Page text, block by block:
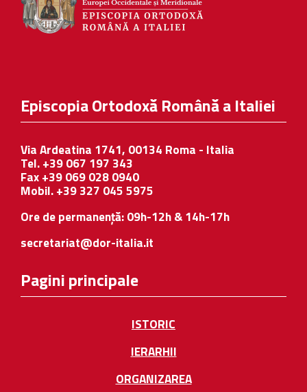
Episcopia Ortodoxă Română a Italiei
Via Ardeatina 1741, 00134 Roma - Italia
Tel. +39 067 197 343
Fax +39 069 028 0940
Mobil. +39 327 045 5975
Ore de permanență: 09h-12h & 14h-17h
secretariat@dor-italia.it
Pagini principale
ISTORIC
IERARHII
ORGANIZAREA